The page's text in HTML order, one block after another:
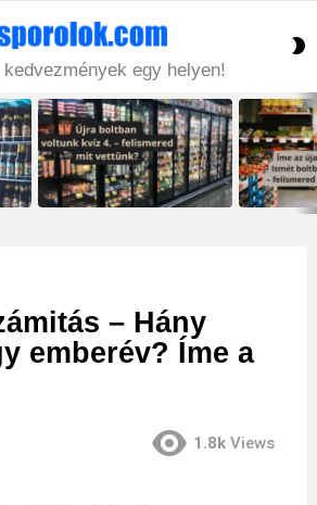
egy helyen!
– Hány
emberév? Íme a
1.8k Views